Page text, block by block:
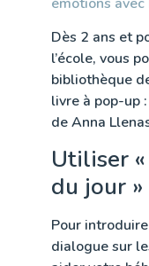
Dès 2 ans et
l’école, vous
bibliothèque
livre à pop-up
de Anna
Utiliser
du jour »
Pour
dialogue sur